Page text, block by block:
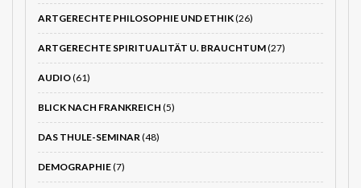
ARTGERECHTE PHILOSOPHIE UND ETHIK(26)
ARTGERECHTE SPIRITUALITÄT U. BRAUCHTUM(27)
AUDIO(61)
BLICK NACH FRANKREICH (5)
DAS THULE-SEMINAR(48)
DEMOGRAPHIE(7)